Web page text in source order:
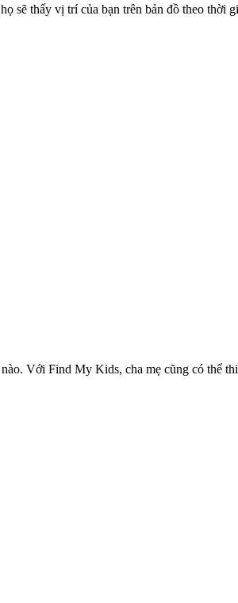
sẽ thấy vị trí của bạn trên bản đồ theo thời
Với Find My Kids, cha mẹ cũng có thể